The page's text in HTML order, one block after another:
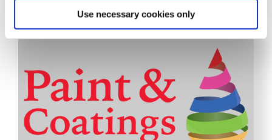
Use necessary cookies only